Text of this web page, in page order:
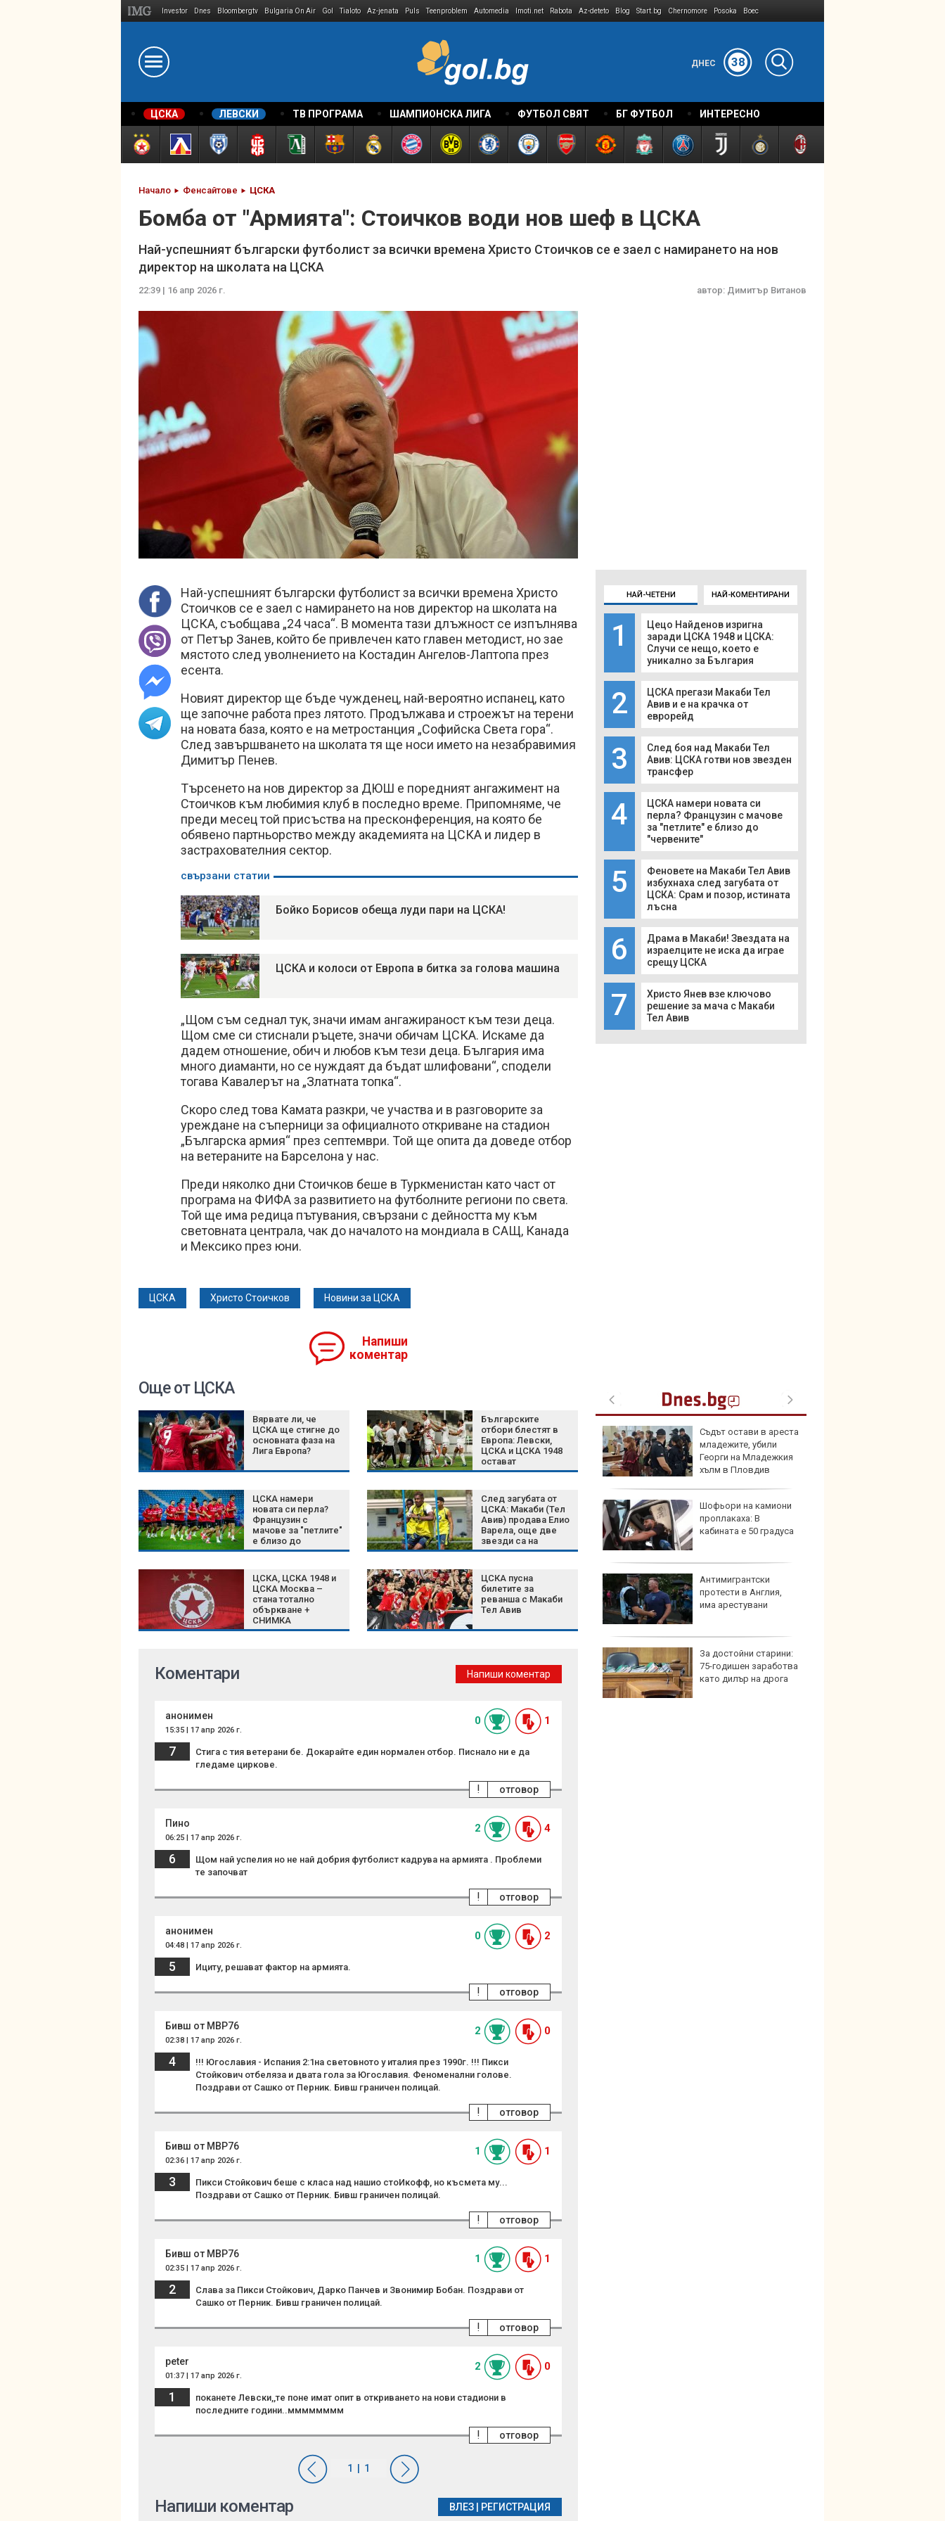
Investor Dnes Bloombergtv Bulgaria On Air Gol Tialoto Az-jenata Puls Teenproblem Automedia Imoti.net Rabota Az-deteto Blog Start.bg Chernomore Posoka Boec
ДНЕС 38
ЦСКА ЛЕВСКИ ТВ ПРОГРАМА ШАМПИОНСКА ЛИГА ФУТБОЛ СВЯТ БГ ФУТБОЛ ИНТЕРЕСНО
Начало Фенсайтове ЦСКА
Бомба от "Армията": Стоичков води нов шеф в ЦСКА
Най-успешният български футболист за всички времена Христо Стоичков се е заел с намирането на нов
директор на школата на ЦСКА
22:39 | 16 апр 2026 г. автор: Димитър Витанов
Най-успешният български футболист за всички времена Христо
Стоичков се е заел с намирането на нов директор на школата на
ЦСКА, съобщава „24 часа“. В момента тази длъжност се изпълнява
от Петър Занев, който бе привлечен като главен методист, но зае
мястото след уволнението на Костадин Ангелов-Лаптопа през
есента.
Новият директор ще бъде чужденец, най-вероятно испанец, като
ще започне работа през лятото. Продължава и строежът на терени
на новата база, която е на метростанция „Софийска Света гора“.
След завършването на школата тя ще носи името на незабравимия
Димитър Пенев.
Търсенето на нов директор за ДЮШ е поредният ангажимент на
Стоичков към любимия клуб в последно време. Припомняме, че
преди месец той присъства на пресконференция, на която бе
обявено партньорство между академията на ЦСКА и лидер в
застрахователния сектор.
свързани статии
Бойко Борисов обеща луди пари на ЦСКА!
ЦСКА и колоси от Европа в битка за голова машина
„Щом съм седнал тук, значи имам ангажираност към тези деца.
Щом сме си стиснали ръцете, значи обичам ЦСКА. Искаме да
дадем отношение, обич и любов към тези деца. България има
много диаманти, но се нуждаят да бъдат шлифовани“, сподели
тогава Кавалерът на „Златната топка“.
Скоро след това Камата разкри, че участва и в разговорите за
уреждане на съперници за официалното откриване на стадион
„Българска армия“ през септември. Той ще опита да доведе отбор
на ветераните на Барселона у нас.
Преди няколко дни Стоичков беше в Туркменистан като част от
програма на ФИФА за развитието на футболните региони по света.
Той ще има редица пътувания, свързани с дейността му към
световната централа, чак до началото на мондиала в САЩ, Канада
и Мексико през юни.
ЦСКА Христо Стоичков Новини за ЦСКА
Напиши
коментар
НАЙ-ЧЕТЕНИ НАЙ-КОМЕНТИРАНИ
1
Цецо Найденов изригна
заради ЦСКА 1948 и ЦСКА:
Случи се нещо, което е
уникално за България
2
ЦСКА прегази Макаби Тел
Авив и е на крачка от
еврорейд
3
След боя над Макаби Тел
Авив: ЦСКА готви нов звезден
трансфер
4
ЦСКА намери новата си
перла? Французин с мачове
за "петлите" е близо до
"червените"
5
Феновете на Макаби Тел Авив
избухнаха след загубата от
ЦСКА: Срам и позор, истината
лъсна
6
Драма в Макаби! Звездата на
израелците не иска да играе
срещу ЦСКА
7
Христо Янев взе ключово
решение за мача с Макаби
Тел Авив
Още от ЦСКА
Вярвате ли, че
ЦСКА ще стигне до
основната фаза на
Лига Европа?
Българските
отбори блестят в
Европа: Левски,
ЦСКА и ЦСКА 1948
остават
непобедени
ЦСКА намери
новата си перла?
Французин с
мачове за "петлите"
е близо до
"червените"
След загубата от
ЦСКА: Макаби (Тел
Авив) продава Елио
Варела, още две
звезди са на
изхода
ЦСКА, ЦСКА 1948 и
ЦСКА Москва –
стана тотално
объркване +
СНИМКА
ЦСКА пусна
билетите за
реванша с Макаби
Тел Авив
Съдът отново отряза
Тръмп да получи
достъп до
избирателните
Животът се нарежда
отлично за 3 китайски
зодии между 10 и 16
август
Обедна емисия
крак е открит край
пътя до Бяла
Съдът остави в ареста
младежите, убили
Георги на Младежкия
хълм в Пловдив
Шофьори на камиони
проплакаха: В
кабината е 50 градуса
Антимигрантски
протести в Англия,
има арестувани
За достойни старини:
75-годишен заработва
като дилър на дрога
Коментари Напиши коментар
анонимен
15:35 | 17 апр 2026 г.
0 1
7
Стига с тия ветерани бе. Докарайте един нормален отбор. Писнало ни е да
гледаме циркове.
отговор
!
Пино
06:25 | 17 апр 2026 г.
2 4
6
Щом най успелия но не най добрия футболист кадрува на армията . Проблеми
те започват
отговор
!
анонимен
04:48 | 17 апр 2026 г.
0 2
5 Ициту, решават фактор на армията.
отговор
!
Бивш от МВР76
02:38 | 17 апр 2026 г.
2 0
4
!!! Югославия - Испания 2:1на световното у италия през 1990г. !!! Пикси
Стойкович отбеляза и двата гола за Югославия. Феноменални голове.
Поздрави от Сашко от Перник. Бивш граничен полицай.
отговор
!
Бивш от МВР76
02:36 | 17 апр 2026 г.
1 1
3
Пикси Стойкович беше с класа над нашио стоИкофф, но късмета му...
Поздрави от Сашко от Перник. Бивш граничен полицай.
отговор
!
Бивш от МВР76
02:35 | 17 апр 2026 г.
1 1
2
Слава за Пикси Стойкович, Дарко Панчев и Звонимир Бобан. Поздрави от
Сашко от Перник. Бивш граничен полицай.
отговор
!
peter
01:37 | 17 апр 2026 г.
2 0
1
поканете Левски,,те поне имат опит в откриването на нови стадиони в
последните години..мммммммм
отговор
!
Напиши коментар ВЛЕЗ РЕГИСТРАЦИЯ